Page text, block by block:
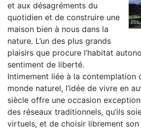
et aux désagréments du
quotidien et de construire une
maison bien à nous dans la
nature. L’un des plus grands
plaisirs que procure l’habitat
sentiment de liberté.
Intimement liée à la contemplation
monde naturel, l’idée de vivre en
siècle offre une occasion
des réseaux traditionnels, qu’ils
virtuels, et de choisir librement